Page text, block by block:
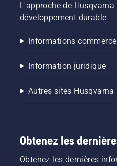
L'approche de Husqvarna
développement durable
Informations
Information juridique
Autres sites Husqvarna
Obtenez les
Obtenez les dernières